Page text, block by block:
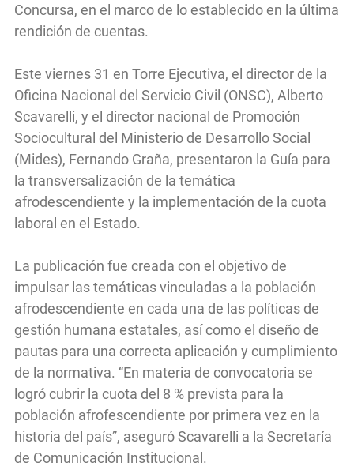
Concursa, en el marco de lo establecido en la última
rendición de cuentas.
Este viernes 31 en Torre Ejecutiva, el director de la
Oficina Nacional del Servicio Civil (ONSC), Alberto
Scavarelli, y el director nacional de Promoción
Sociocultural del Ministerio de Desarrollo Social
(Mides), Fernando Graña, presentaron la Guía para
la transversalización de la temática
afrodescendiente y la implementación de la cuota
laboral en el Estado.
La publicación fue creada con el objetivo de
impulsar las temáticas vinculadas a la población
afrodescendiente en cada una de las políticas de
gestión humana estatales, así como el diseño de
pautas para una correcta aplicación y cumplimiento
de la normativa. “En materia de convocatoria se
logró cubrir la cuota del 8 % prevista para la
población afrofescendiente por primera vez en la
historia del país”, aseguró Scavarelli a la Secretaría
de Comunicación Institucional.